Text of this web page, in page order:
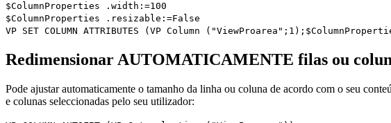
$ColumnProperties . width :=100
$ColumnProperties . resizable :=False
VP SET COLUMN ATTRIBUTES ( VP Column ("ViewProarea";1);
Redimensionar AUTOMATICAMENTE filas ou
Pode ajustar automaticamente o tamanho da linha ou coluna de acordo com o seu
e colunas seleccionadas pelo seu utilizador: